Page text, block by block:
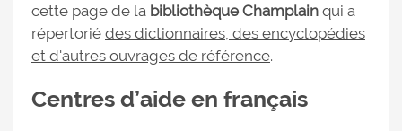
cette page de la bibliothèque Champlain qui a
répertorié des dictionnaires, des encyclopédies
et d'autres ouvrages de référence.
Centres d’aide en français